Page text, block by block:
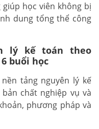
học viên không bị
dung tổng thể công
lý kế toán theo
buổi học
tảng nguyên lý kế
chất nghiệp vụ và
phương pháp và